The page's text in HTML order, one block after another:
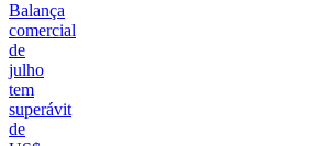
Balança
comercial
de
julho
tem
superávit
de